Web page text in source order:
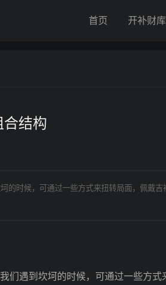
首页 开补财库
结构
的时候，可通过一些方式来扭转局面，佩戴
遇到坎坷的时候，可通过一些方式